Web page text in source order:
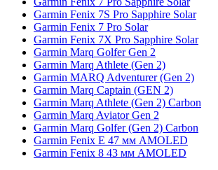
Garmin Fenix 7S Pro Sapphire Solar
Garmin Fenix 7 Pro Solar
Garmin Fenix 7X Pro Sapphire Solar
Garmin Marq Golfer Gen 2
Garmin Marq Athlete (Gen 2)
Garmin MARQ Adventurer (Gen 2)
Garmin Marq Captain (GEN 2)
Garmin Marq Athlete (Gen 2) Carbon
Garmin Marq Aviator Gen 2
Garmin Marq Golfer (Gen 2) Carbon
Garmin Fenix E 47 мм AMOLED
Garmin Fenix 8 43 мм AMOLED